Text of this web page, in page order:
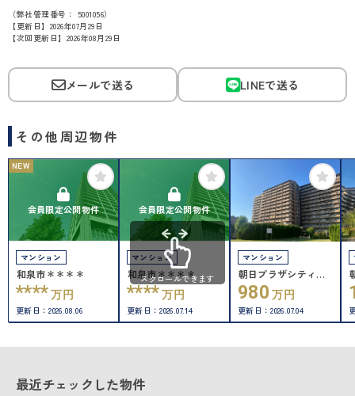
（弊社管理番号： 5001056）
【更新日】2026年07月29日
【次回更新日】2026年08月29日
メールで送る LINEで送る
その他周辺物件
会員限定公開物件
NEW
マンション
和泉市＊＊＊＊
**** 万円
更新日：2026.08.06
会員限定公開物件
マンション
和泉市＊＊＊＊
**** 万円
更新日：2026.07.14
マンション
朝日プラザシティ・
サザンパークA棟
980 万円
更新日：2026.07.04
スクロールできます
最近チェックした物件